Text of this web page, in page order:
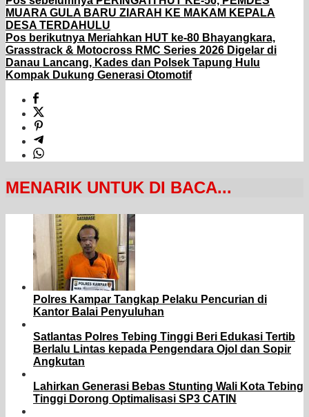
MUARA GULA BARU ZIARAH KE MAKAM KEPALA
DESA TERDAHULU
Pos berikutnya Meriahkan HUT ke-80 Bhayangkara,
Grasstrack & Motocross RMC Series 2026 Digelar di
Danau Lancang, Kades dan Polsek Tapung Hulu
Kompak Dukung Generasi Otomotif
MENARIK UNTUK DI BACA...
Polres Kampar Tangkap Pelaku Pencurian di
Kantor Balai Penyuluhan
Satlantas Polres Tebing Tinggi Beri Edukasi Tertib
Berlalu Lintas kepada Pengendara Ojol dan Sopir
Angkutan
Lahirkan Generasi Bebas Stunting Wali Kota Tebing
Tinggi Dorong Optimalisasi SP3 CATIN